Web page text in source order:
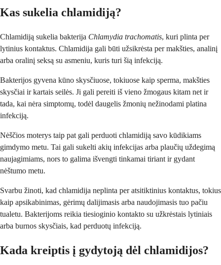
Kas sukelia chlamidiją?
Chlamidiją sukelia bakterija Chlamydia trachomatis, kuri plinta per
lytinius kontaktus. Chlamidija gali būti užsikrėsta per makšties, analinį
arba oralinį seksą su asmeniu, kuris turi šią infekciją.
Bakterijos gyvena kūno skysčiuose, tokiuose kaip sperma, makšties
skysčiai ir kartais seilės. Ji gali pereiti iš vieno žmogaus kitam net ir
tada, kai nėra simptomų, todėl daugelis žmonių nežinodami platina
infekciją.
Nėščios moterys taip pat gali perduoti chlamidiją savo kūdikiams
gimdymo metu. Tai gali sukelti akių infekcijas arba plaučių uždegimą
naujagimiams, nors to galima išvengti tinkamai tiriant ir gydant
nėštumo metu.
Svarbu žinoti, kad chlamidija neplinta per atsitiktinius kontaktus, tokius
kaip apsikabinimas, gėrimų dalijimasis arba naudojimasis tuo pačiu
tualetu. Bakterijoms reikia tiesioginio kontakto su užkrėstais lytiniais
arba burnos skysčiais, kad perduotų infekciją.
Kada kreiptis į gydytoją dėl chlamidijos?